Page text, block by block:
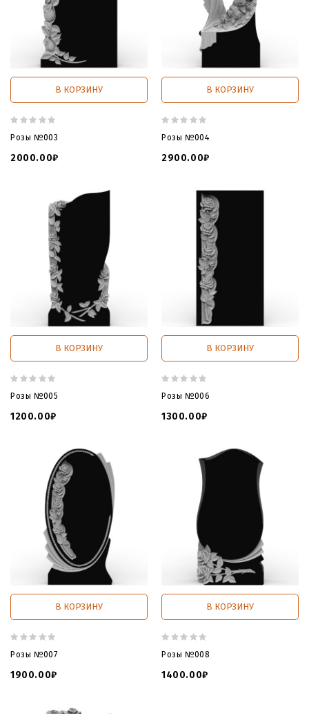
В КОРЗИНУ
Розы №003
2000.00₽
В КОРЗИНУ
Розы №004
2900.00₽
В КОРЗИНУ
Розы №005
1200.00₽
В КОРЗИНУ
Розы №006
1300.00₽
В КОРЗИНУ
Розы №007
1900.00₽
В КОРЗИНУ
Розы №008
1400.00₽